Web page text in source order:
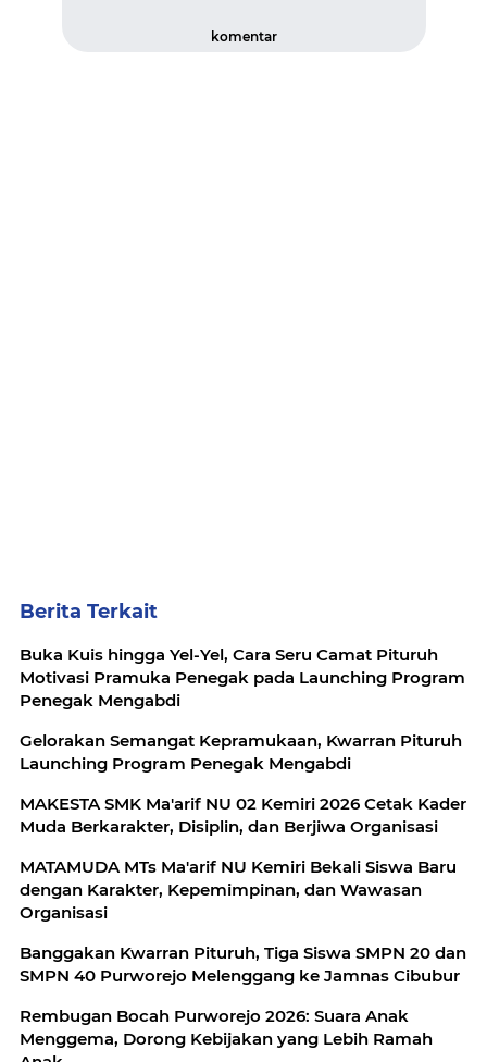
komentar
Berita Terkait
Buka Kuis hingga Yel-Yel, Cara Seru Camat Pituruh
Motivasi Pramuka Penegak pada Launching Program
Penegak Mengabdi
Gelorakan Semangat Kepramukaan, Kwarran Pituruh
Launching Program Penegak Mengabdi
MAKESTA SMK Ma'arif NU 02 Kemiri 2026 Cetak Kader
Muda Berkarakter, Disiplin, dan Berjiwa Organisasi
MATAMUDA MTs Ma'arif NU Kemiri Bekali Siswa Baru
dengan Karakter, Kepemimpinan, dan Wawasan
Organisasi
Banggakan Kwarran Pituruh, Tiga Siswa SMPN 20 dan
SMPN 40 Purworejo Melenggang ke Jamnas Cibubur
Rembugan Bocah Purworejo 2026: Suara Anak
Menggema, Dorong Kebijakan yang Lebih Ramah